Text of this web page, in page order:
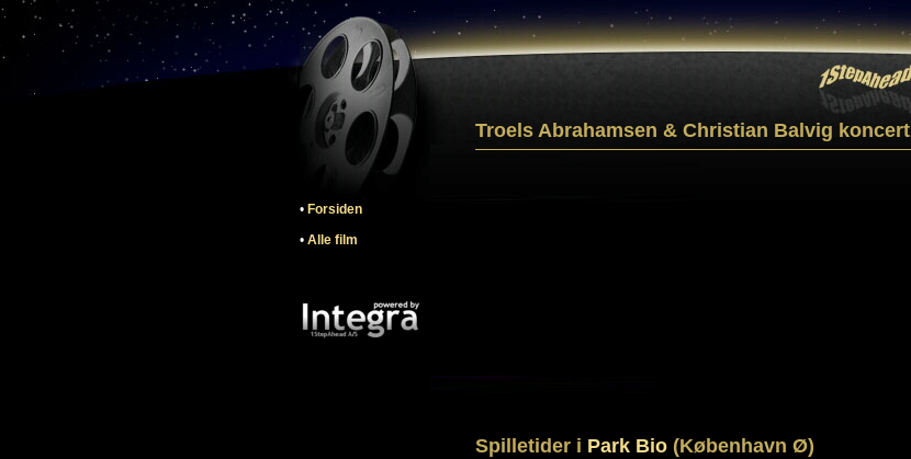
• Forsiden
• Alle film
Troels Abrahamsen & Christian Balvig koncert
Spilletider i Park Bio (København Ø)